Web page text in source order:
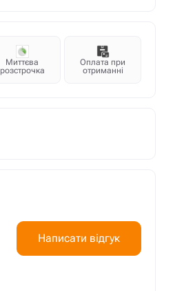
Миттєва
розстрочка
Оплата при
отриманні
Написати відгук